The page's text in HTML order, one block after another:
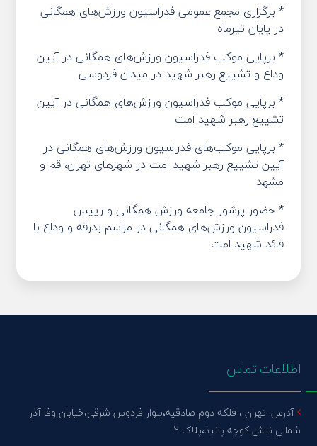
* برگزاری مجمع عمومی فدراسیون ورزش‌های همگانی
در پایان تیرماه
* برپایی موکب فدراسیون ورزش‌های همگانی در آیین
وداع و تشییع رهبر شهید در میدان فردوسی
* برپایی موکب فدراسیون ورزش‌های همگانی در آیین
تشییع رهبر شهید امت
* برپایی موکب‌های فدراسیون ورزش‌های همگانی در
آیین تشییع رهبر شهید امت در شهرهای تهران، قم و
مشهد
* حضور پرشور جامعه ورزش همگانی و رییس
فدراسیون ورزش‌های همگانی در مراسم بدرقه و وداع با
قائد شهید امت
اطلاعات تماس
آدرس: تهران ، فلکه دوم صادقیه،بلوار فردوس شرقی،خیابان وفا آذر
شمالی نبش کوچه پانیذ،پلاک 2